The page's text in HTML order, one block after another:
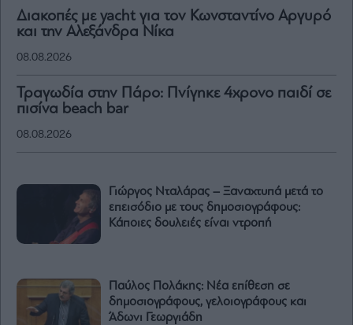
Διακοπές με yacht για τον Κωνσταντίνο Αργυρό
και την Αλεξάνδρα Νίκα
08.08.2026
Τραγωδία στην Πάρο: Πνίγηκε 4χρονο παιδί σε
πισίνα beach bar
08.08.2026
Γιώργος Νταλάρας – Ξαναχτυπά μετά το
επεισόδιο με τους δημοσιογράφους:
Κάποιες δουλειές είναι ντροπή
Παύλος Πολάκης: Νέα επίθεση σε
δημοσιογράφους, γελοιογράφους και
Άδωνι Γεωργιάδη